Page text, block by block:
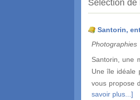
Sélection
Santorin,
Photographies
Santorin, une
Une île idéale
vous propose
savoir plus...]